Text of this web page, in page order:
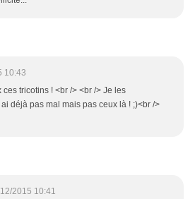
10:43
tricotins ! <br /> <br /> Je les
déjà pas mal mais pas ceux là ! ;)<br />
2015 10:41